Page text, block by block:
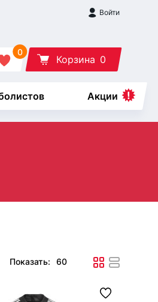
Войти
0
Корзина 0
Акции
Показать: